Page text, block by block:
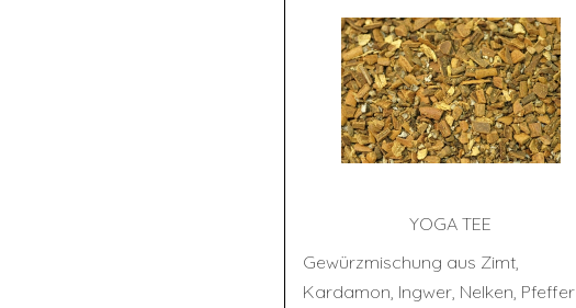
YOGA TEE
Gewürzmischung aus Zimt,
Kardamon, Ingwer, Nelken, Pfeffer